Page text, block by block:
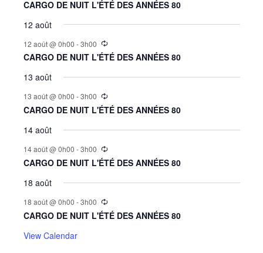
CARGO DE NUIT L'ÉTÉ DES ANNÉES 80
12 août
12 août @ 0h00 -3h00
CARGO DE NUIT L'ÉTÉ DES ANNÉES 80
13 août
13 août @ 0h00 -3h00
CARGO DE NUIT L'ÉTÉ DES ANNÉES 80
14 août
14 août @ 0h00 -3h00
CARGO DE NUIT L'ÉTÉ DES ANNÉES 80
18 août
18 août @ 0h00 -3h00
CARGO DE NUIT L'ÉTÉ DES ANNÉES 80
View Calendar